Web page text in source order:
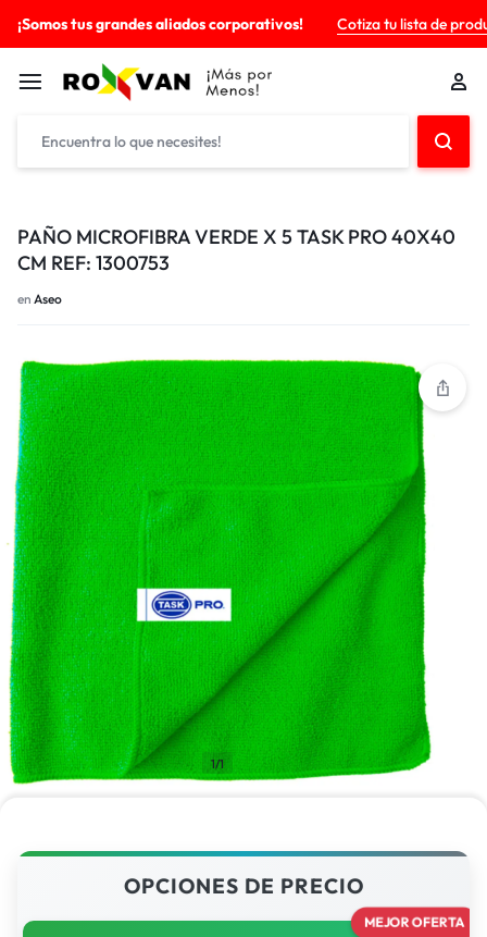
¡Somos tus grandes aliados corporativos! Cotiza tu lista de
PAÑO MICROFIBRA VERDE X 5 TASK PRO 40X40
CM REF: 1300753
en Aseo
1/1
OPCIONES DE PRECIO
MEJOR OFERTA